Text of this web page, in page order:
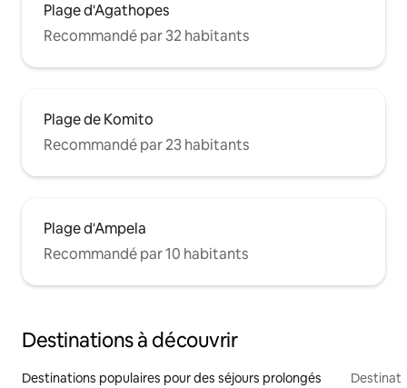
Plage d'Agathopes
Recommandé par 32 habitants
Plage de Komito
Recommandé par 23 habitants
Plage d'Ampela
Recommandé par 10 habitants
Destinations à découvrir
Destinations populaires pour des séjours prolongés